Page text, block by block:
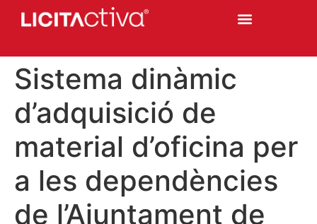
Sistema dinàmic
d’adquisició de
material d’oficina per
a les dependències
de l’Ajuntament de